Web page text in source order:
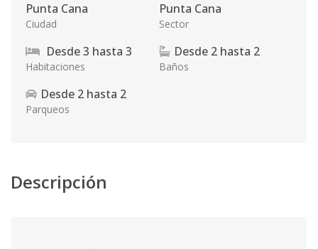
Punta Cana
Ciudad
Punta Cana
Sector
Desde3 hasta 3
Habitaciones
Desde 2 hasta 2
Baños
Desde 2 hasta 2
Parqueos
Descripción